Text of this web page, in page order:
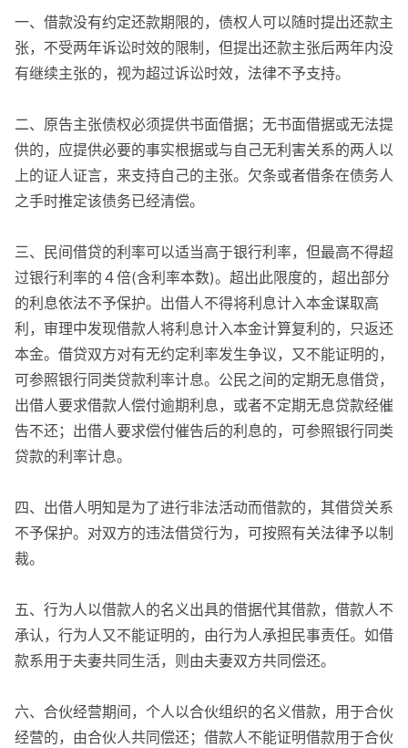
一、借款没有约定还款期限的，债权人可以随时提出还款主
张，不受两年诉讼时效的限制，但提出还款主张后两年内没
有继续主张的，视为超过诉讼时效，法律不予支持。
二、原告主张债权必须提供书面借据；无书面借据或无法提
供的，应提供必要的事实根据或与自己无利害关系的两人以
上的证人证言，来支持自己的主张。欠条或者借条在债务人
之手时推定该债务已经清偿。
三、民间借贷的利率可以适当高于银行利率，但最高不得超
过银行利率的４倍(含利率本数)。超出此限度的，超出部分
的利息依法不予保护。出借人不得将利息计入本金谋取高
利，审理中发现借款人将利息计入本金计算复利的，只返还
本金。借贷双方对有无约定利率发生争议，又不能证明的，
可参照银行同类贷款利率计息。公民之间的定期无息借贷，
出借人要求借款人偿付逾期利息，或者不定期无息贷款经催
告不还；出借人要求偿付催告后的利息的，可参照银行同类
贷款的利率计息。
四、出借人明知是为了进行非法活动而借款的，其借贷关系
不予保护。对双方的违法借贷行为，可按照有关法律予以制
裁。
五、行为人以借款人的名义出具的借据代其借款，借款人不
承认，行为人又不能证明的，由行为人承担民事责任。如借
款系用于夫妻共同生活，则由夫妻双方共同偿还。
六、合伙经营期间，个人以合伙组织的名义借款，用于合伙
经营的，由合伙人共同偿还；借款人不能证明借款用于合伙